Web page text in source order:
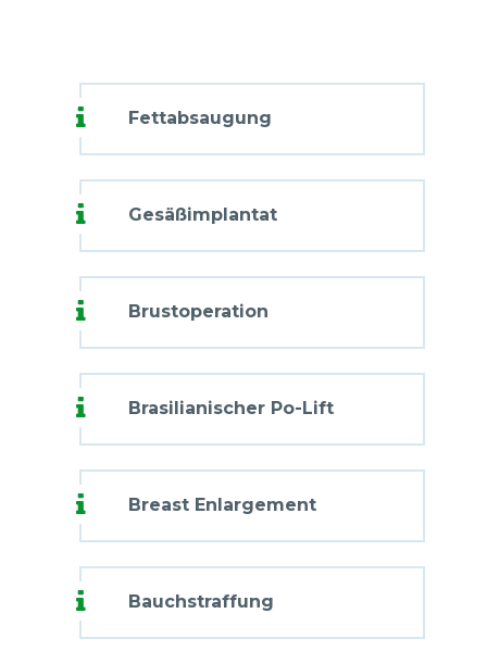
Fettabsaugung
Gesäßimplantat
Brustoperation
Brasilianischer Po-Lift
Breast Enlargement
Bauchstraffung